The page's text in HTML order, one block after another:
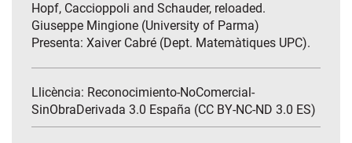
Hopf, Caccioppoli and Schauder, reloaded.
Giuseppe Mingione (University of Parma)
Presenta: Xaiver Cabré (Dept. Matemàtiques UPC).
Llicència: Reconocimiento-NoComercial-
SinObraDerivada 3.0 España (CC BY-NC-ND 3.0 ES)